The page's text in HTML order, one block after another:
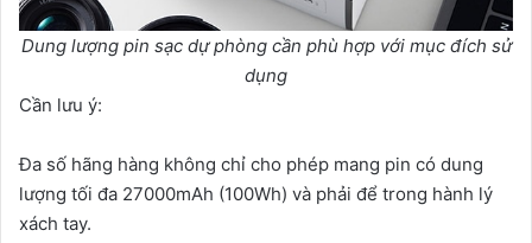
Dung lượng pin sạc dự phòng cần phù hợp với mục đích sử
dụng
Cần lưu ý:
Đa số hãng hàng không chỉ cho phép mang pin có dung
lượng tối đa 27000mAh (100Wh) và phải để trong hành lý
xách tay.